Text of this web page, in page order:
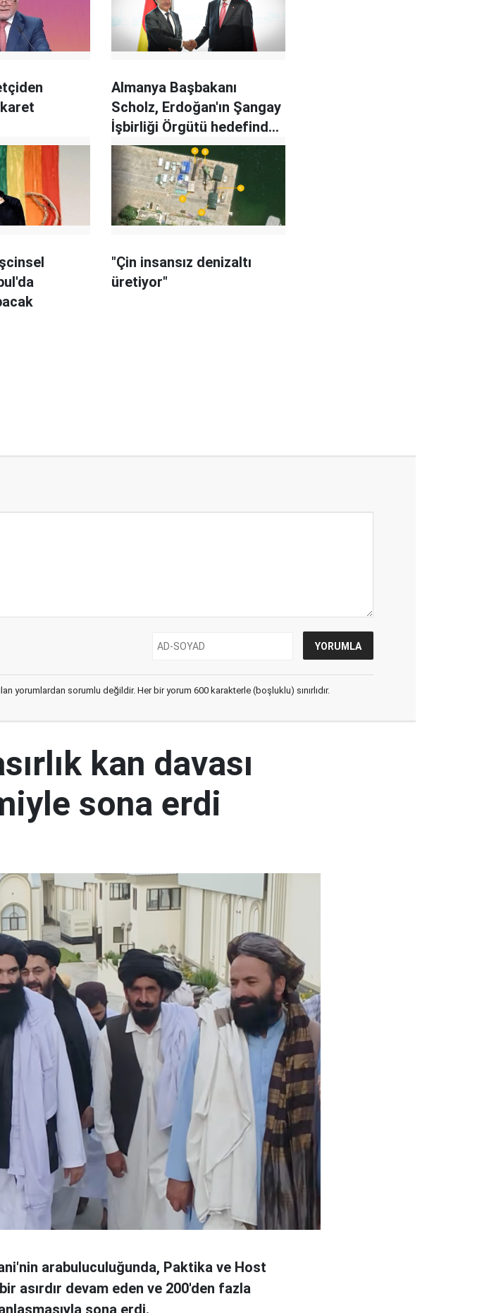
Almanya Başbakanı
Scholz, Erdoğan'ın Şangay
İşbirliği Örgütü hedefinden
'çok rahatsız'
"Çin insansız denizaltı
üretiyor"
yorumlardan sorumlu değildir. Her bir yorum 600 karakterle (boşluklu) sınırlıdır.
kan davası
sona erdi
arabuluculuğunda, Paktika ve Host
asırdır devam eden ve 200'den fazla
sona erdi.